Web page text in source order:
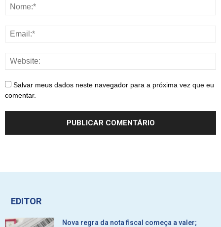
Salvar meus dados neste navegador para a próxima vez que eu
comentar.
EDITOR
Nova regra da nota fiscal começa a valer;